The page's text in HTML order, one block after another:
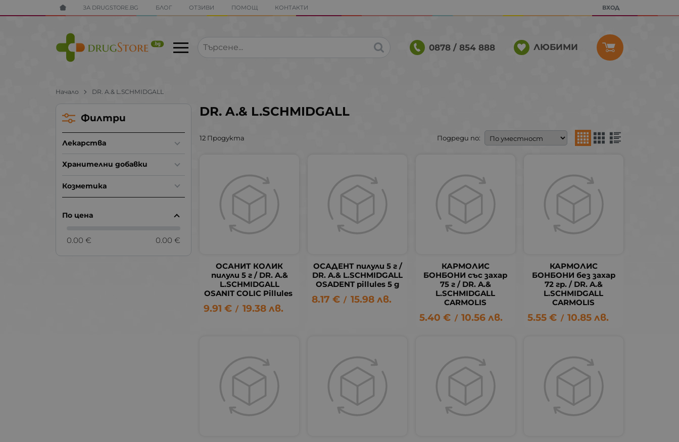
ЗА DRUGSTORE.BG БЛОГ ОТЗИВИ ПОМОЩ КОНТАКТИ ВХОД
0878 / 854 888 ЛЮБИМИ
Начало DR. A.& L.SCHMIDGALL
DR. A.& L.SCHMIDGALL
12 Продукта Подреди по:
ОСАНИТ КОЛИК
пилули 5 г / DR. A.&
L.SCHMIDGALL
OSANIT COLIC Pillules
9.91 € / 19.38 лв.
ОСАДЕНТ пилули 5 г /
DR. A.& L.SCHMIDGALL
OSADENT pillules 5 g
8.17 € / 15.98 лв.
КАРМОЛИС
БОНБОНИ със захар
75 г / DR. A.&
L.SCHMIDGALL
CARMOLIS
5.40 € / 10.56 лв.
КАРМОЛИС
БОНБОНИ без захар
72 гр. / DR. A.&
L.SCHMIDGALL
CARMOLIS
5.55 € / 10.85 лв.
Филтри
Лекарства
Хранителни добавки
Козметика
По цена
0.00 € 0.00 €